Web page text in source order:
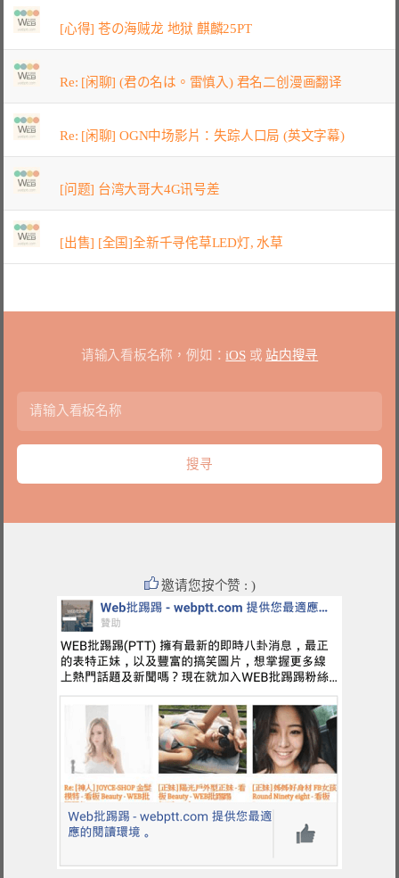
[心得] 苍の海贼龙 地狱 麒麟25PT
Re: [闲聊] (君の名は。雷慎入) 君名二创漫画翻译
Re: [闲聊] OGN中场影片：失踪人口局 (英文字幕)
[问题] 台湾大哥大4G讯号差
[出售] [全国]全新千寻侘草LED灯, 水草
请输入看板名称，例如： iOS或 站内搜寻
邀请您按个赞 : )